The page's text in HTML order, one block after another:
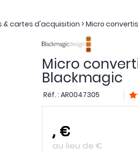
& cartes d'acquisition>Micro
Micro
Blackmagic
Réf. : AR0047305
, €
au lieu de €